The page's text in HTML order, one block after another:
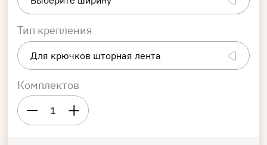
Тип крепления
Комплектов
1